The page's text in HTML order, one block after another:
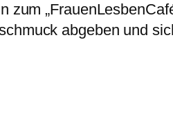
abgeben und